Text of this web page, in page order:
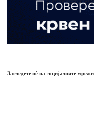
Заследете нѐ на социјалните мрежи